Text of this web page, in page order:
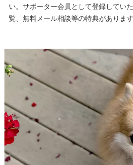
い。サポーター会員として登録してい
覧、無料メール相談等の特典があります